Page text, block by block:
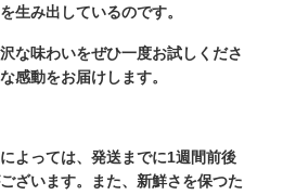
生み出しているのです。
な味わいをぜひ一度お試しくださ
感動をお届けします。
よっては、発送までに1週間前後
ざいます。また、新鮮さを保つた